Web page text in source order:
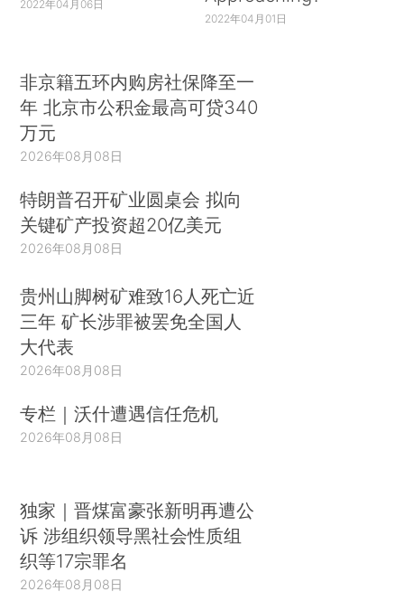
2022年04月06日
2022年04月01日
非京籍五环内购房社保降至一
年 北京市公积金最高可贷340
万元
2026年08月08日
特朗普召开矿业圆桌会 拟向
关键矿产投资超20亿美元
2026年08月08日
贵州山脚树矿难致16人死亡近
三年 矿长涉罪被罢免全国人
大代表
2026年08月08日
专栏｜沃什遭遇信任危机
2026年08月08日
独家｜晋煤富豪张新明再遭公
诉 涉组织领导黑社会性质组
织等17宗罪名
2026年08月08日